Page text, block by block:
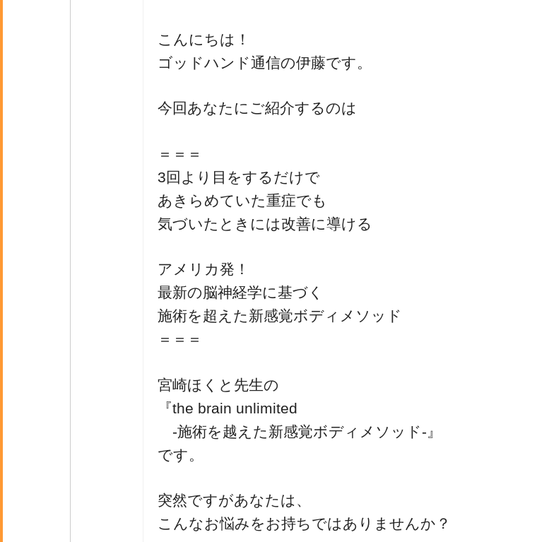
こんにちは！
ゴッドハンド通信の伊藤です。
今回あなたにご紹介するのは
＝＝＝
3回より目をするだけで
あきらめていた重症でも
気づいたときには改善に導ける
アメリカ発！
最新の脳神経学に基づく
施術を超えた新感覚ボディメソッド
＝＝＝
宮崎ほくと先生の
『the brain unlimited
-施術を越えた新感覚ボディメソッド-』
です。
突然ですがあなたは、
こんなお悩みをお持ちではありませんか？